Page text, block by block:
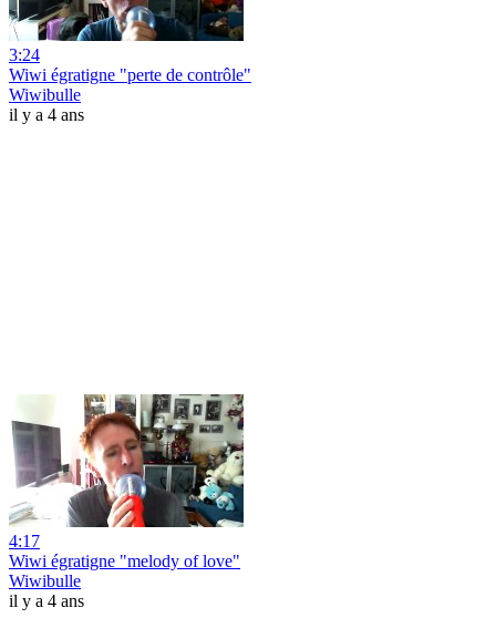
3:24
Wiwi égratigne "perte de contrôle"
Wiwibulle
il y a 4 ans
4:17
Wiwi égratigne "melody of love"
Wiwibulle
il y a 4 ans